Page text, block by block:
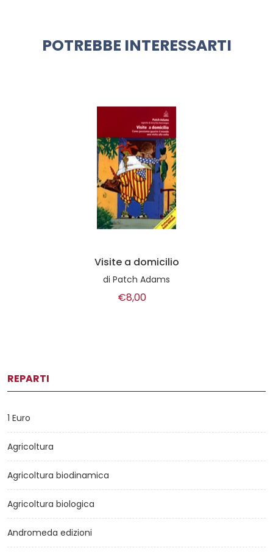
POTREBBE INTERESSARTI
Visite a domicilio
di Patch Adams
€8,00
REPARTI
1 Euro
Agricoltura
Agricoltura biodinamica
Agricoltura biologica
Andromeda edizioni